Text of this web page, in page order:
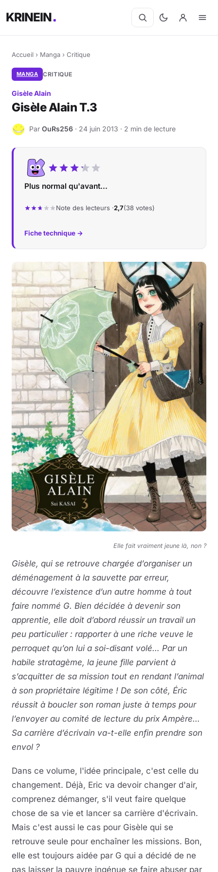
KRINEIN
Accueil › Manga › Critique
MANGA CRITIQUE
Gisèle Alain
Gisèle Alain T.3
O Par OuRs256 · 24 juin 2013 · 2 min de lecture
Plus normal qu'avant...
Note des lecteurs ·2,7(38 votes)
Fiche technique →
Elle fait vraiment jeune là, non ?
Gisèle, qui se retrouve chargée d’organiser un
déménagement à la sauvette par erreur,
découvre l’existence d’un autre homme à tout
faire nommé G. Bien décidée à devenir son
apprentie, elle doit d’abord réussir un travail un
peu particulier : rapporter à une riche veuve le
perroquet qu’on lui a soi-disant volé… Par un
habile stratagème, la jeune fille parvient à
s’acquitter de sa mission tout en rendant l’animal
à son propriétaire légitime ! De son côté, Éric
réussit à boucler son roman juste à temps pour
l’envoyer au comité de lecture du prix Ampère…
Sa carrière d’écrivain va-t-elle enfin prendre son
envol ?
Dans ce volume, l'idée principale, c'est celle du
changement. Déjà, Eric va devoir changer d'air,
comprenez démanger, s'il veut faire quelque
chose de sa vie et lancer sa carrière d'écrivain.
Mais c'est aussi le cas pour Gisèle qui se
retrouve seule pour enchaîner les missions. Bon,
elle est toujours aidée par G qui a décidé de ne
pas laisser la pauvre ingénue se faire abuser par